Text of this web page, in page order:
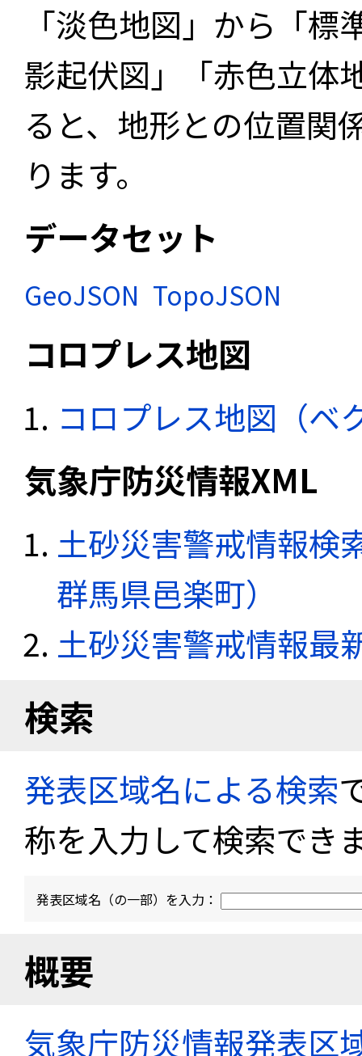
「淡色地図」から「
影起伏図」「赤色立体
ると、地形との位置関
ります。
データセット
GeoJSON TopoJSON
コロプレス地図
コロプレス地図（ベ
気象庁防災情報XML
土砂災害警戒情報検
群馬県邑楽町）
土砂災害警戒情報最
検索
発表区域名による検索
称を入力して検索でき
発表区域名（の一部）を入力：
概要
気象庁防災情報発表区